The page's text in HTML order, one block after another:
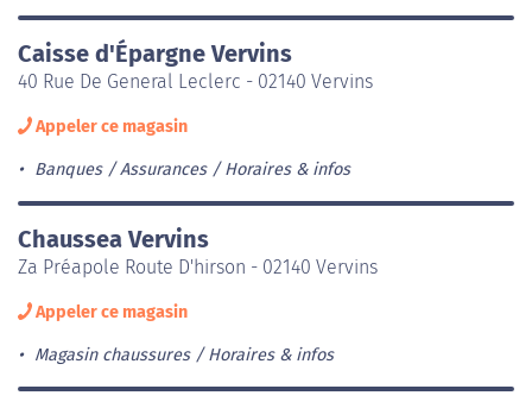
Caisse d'Épargne Vervins
40 Rue De General Leclerc - 02140 Vervins
Appeler ce magasin
Banques / Assurances Horaires & infos
Chaussea Vervins
Za Préapole Route D'hirson - 02140 Vervins
Appeler ce magasin
Magasin chaussures Horaires & infos